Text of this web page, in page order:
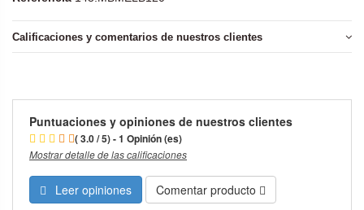
Calificaciones y comentarios de nuestros clientes
Puntuaciones y opiniones de nuestros clientes
( 3.0 / 5) - 1 Opinión (es)
Mostrar detalle de las calificaciones
Leer opiniones Comentar producto